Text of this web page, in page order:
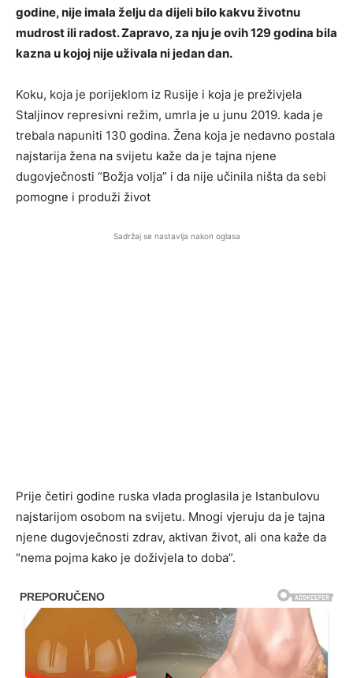
godine, nije imala želju da dijeli bilo kakvu životnu
mudrost ili radost. Zapravo, za nju je ovih 129 godina bila
kazna u kojoj nije uživala ni jedan dan.
Koku, koja je porijeklom iz Rusije i koja je preživjela
Staljinov represivni režim, umrla je u junu 2019. kada je
trebala napuniti 130 godina. Žena koja je nedavno postala
najstarija žena na svijetu kaže da je tajna njene
dugovječnosti “Božja volja” i da nije učinila ništa da sebi
pomogne i produži život
Sadržaj se nastavlja nakon oglasa
Prije četiri godine ruska vlada proglasila je Istanbulovu
najstarijom osobom na svijetu. Mnogi vjeruju da je tajna
njene dugovječnosti zdrav, aktivan život, ali ona kaže da
“nema pojma kako je doživjela to doba”.